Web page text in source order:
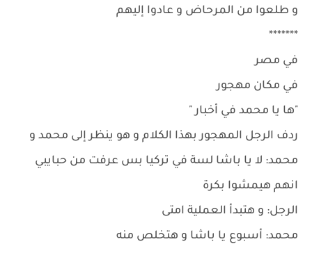
و طلعوا من المرحاض و عادوا إليهم
*******
في مصر
في مكان مهجور
"ها يا محمد في أخبار "
ردف الرجل المهجور بهذا الكلام و هو ينظر إلى محمد و
محمد: لا يا باشا لسة في تركيا بس عرفت من حبايبي
انهم هيمشوا بكرة
الرجل: و هتبدأ العملية امتى
محمد: أسبوع يا باشا و هتخلص منه